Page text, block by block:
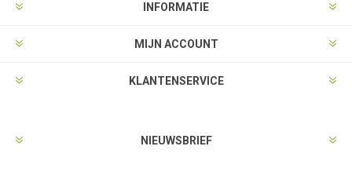
INFORMATIE
MIJN ACCOUNT
KLANTENSERVICE
NIEUWSBRIEF